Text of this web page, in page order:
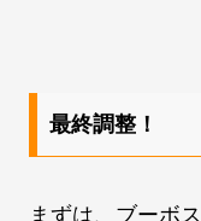
最終調整！
まずは、ブーボ